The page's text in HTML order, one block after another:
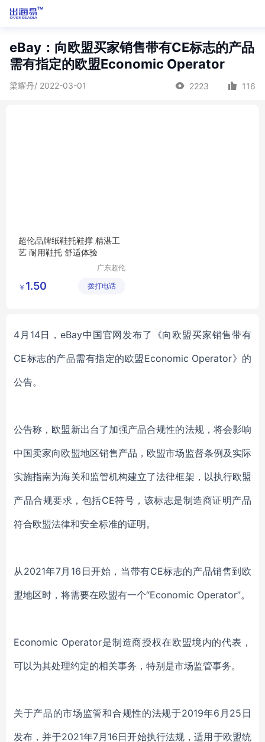
eBay：向欧盟买家销售带有CE标志的产品
需有指定的欧盟Economic Operator
梁耀丹/ 2022-03-01 2223 116
超伦品牌纸鞋托鞋撑 精湛工
艺 耐用鞋托 舒适体验
广东超伦
公司
￥ 1.50 拨打电话
4月14日，eBay中国官网发布了《向欧盟买家销售带有
CE标志的产品需有指定的欧盟Economic Operator》的
公告。
公告称，欧盟新出台了加强产品合规性的法规，将会影响
中国卖家向欧盟地区销售产品，欧盟市场监督条例及实际
实施指南为海关和监管机构建立了法律框架，以执行欧盟
产品合规要求，包括CE符号，该标志是制造商证明产品
符合欧盟法律和安全标准的证明。
从2021年7月16日开始，当带有CE标志的产品销售到欧
盟地区时，将需要在欧盟有一个“Economic Operator”。
Economic Operator是制造商授权在欧盟境内的代表，
可以为其处理约定的相关事务，特别是市场监管事务。
关于产品的市场监管和合规性的法规于2019年6月25日
发布，并于2021年7月16日开始执行法规，适用于欧盟统